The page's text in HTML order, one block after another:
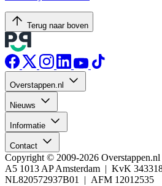
Terug naar boven
Overstappen.nl
Nieuws
Informatie
Contact
Copyright © 2009-2026
A5 1013 AP Amsterdam | KvK
NL820572937B01 | AFM 12012535